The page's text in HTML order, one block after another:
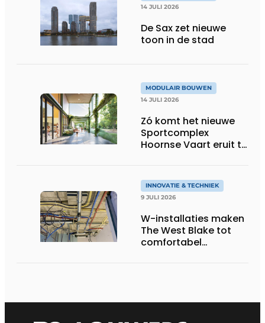
14 JULI 2026
De Sax zet nieuwe
toon in de stad
MODULAIR BOUWEN
14 JULI 2026
Zó komt het nieuwe
Sportcomplex
Hoornse Vaart eruit te
INNOVATIE & TECHNIEK
9 JULI 2026
W-installaties maken
The West Blake tot
comfortabel